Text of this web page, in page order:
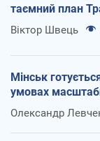
таємний план
Віктор Швець
Мінськ
умовах
Олександр